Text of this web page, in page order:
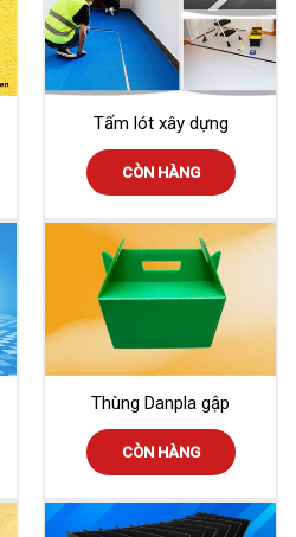
Tấm lót xây dựng
CÒN HÀNG
Thùng Danpla gập
CÒN HÀNG